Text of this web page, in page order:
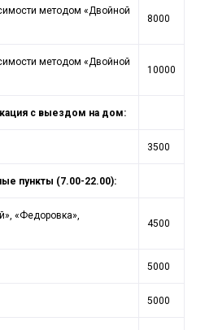
методом «Двойной
8000
методом «Двойной
10000
с выездом на дом:
3500
пункты (7.00-22.00):
«Федоровка»,
4500
5000
5000